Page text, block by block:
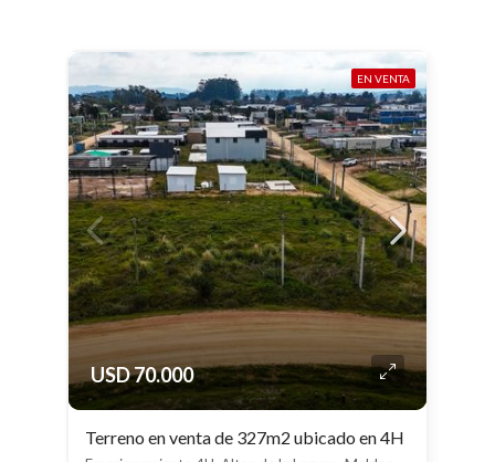
EN VENTA
USD 70.000
Terreno en venta de 327m2 ubicado en 4H